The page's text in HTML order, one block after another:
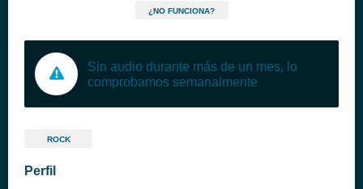
¿NO FUNCIONA?
Sin audio durante más de un mes, lo
comprobamos semanalmente
ROCK
Perfil